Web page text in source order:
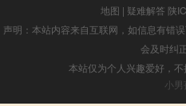
地图 | 疑难解答 陕
声明：本站内容来自互联网，如信息有错
会及时纠
本站仅为个人兴趣爱好，
小男